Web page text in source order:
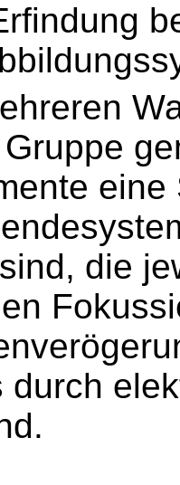
die
durch